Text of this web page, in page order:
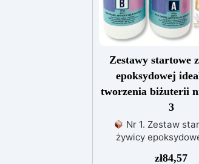
Zestawy startowe
epoksydowej
tworzenia biżuterii
3
Nr 1. Zestaw
żywicy
zł84,57